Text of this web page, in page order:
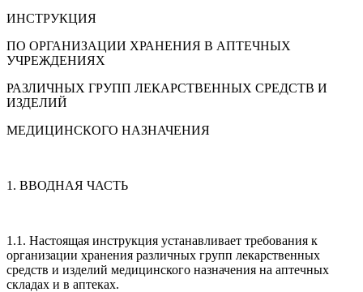
ИНСТРУКЦИЯ
ПО ОРГАНИЗАЦИИ ХРАНЕНИЯ В АПТЕЧНЫХ
УЧРЕЖДЕНИЯХ
РАЗЛИЧНЫХ ГРУПП ЛЕКАРСТВЕННЫХ СРЕДСТВ И
ИЗДЕЛИЙ
МЕДИЦИНСКОГО НАЗНАЧЕНИЯ
1. ВВОДНАЯ ЧАСТЬ
1.1. Настоящая инструкция устанавливает требования к
организации хранения различных групп лекарственных
средств и изделий медицинского назначения на аптечных
складах и в аптеках.